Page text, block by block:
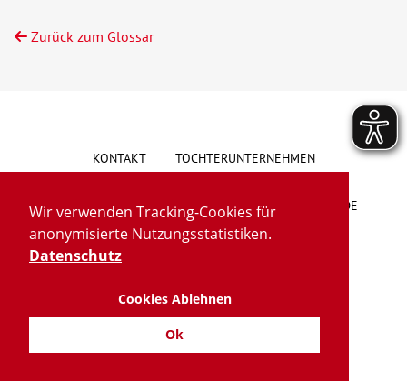
Wir verwenden Tracking-Cookies für
anonymisierte Nutzungsstatistiken.
Datenschutz
Cookies Ablehnen
Ok
Zurück zum Glossar
KONTAKT TOCHTERUNTERNEHMEN
HINWEISGEBERSYSTEM VORSCHLAG/BESCHWERDE
LIEFERKETTENGESETZ
IMPRESSUM DATENSCHUTZ